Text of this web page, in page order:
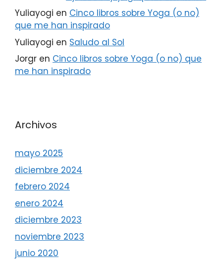
Yuliayogi en Cinco libros sobre Yoga (o no)
que me han inspirado
Yuliayogi en Saludo al Sol
Jorgr en Cinco libros sobre Yoga (o no) que
me han inspirado
Archivos
mayo 2025
diciembre 2024
febrero 2024
enero 2024
diciembre 2023
noviembre 2023
junio 2020